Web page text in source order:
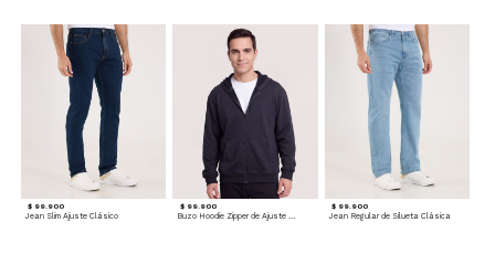
$ 99.900
Jean Slim Ajuste Clásico
$ 99.900
Buzo Hoodie Zipper de Ajuste Cómodo
$ 99.900
Jean Regular de Silueta Clásica